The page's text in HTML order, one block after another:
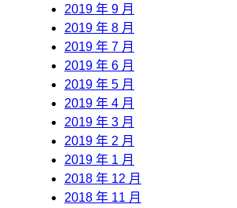
2019 年 9 月
2019 年 8 月
2019 年 7 月
2019 年 6 月
2019 年 5 月
2019 年 4 月
2019 年 3 月
2019 年 2 月
2019 年 1 月
2018 年 12 月
2018 年 11 月